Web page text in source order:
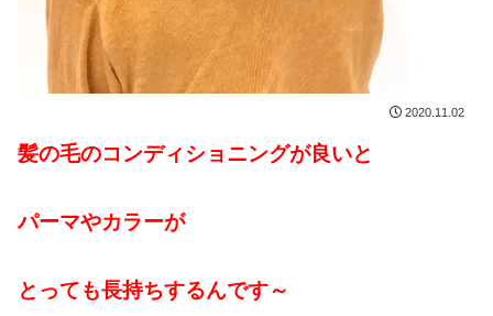
2020.11.02
髪の毛のコンディショニングが良いと
パーマやカラーが
とっても長持ちするんです～